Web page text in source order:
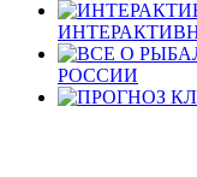
РОССИИ